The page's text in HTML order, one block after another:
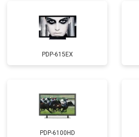
PDP-615EX
PDP-6100HD